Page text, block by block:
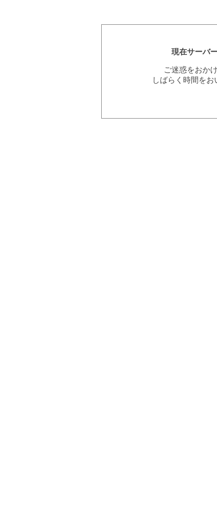
現在サーバ
ご迷惑をおか
しばらく時間を